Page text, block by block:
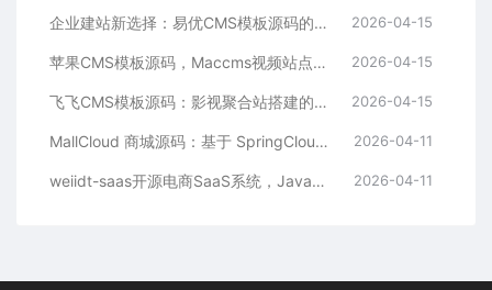
企业建站新选择：易优CMS模板源码的多语言与SEO优势 2026-04-15
苹果CMS模板源码，Maccms视频站点，影视资源站模板首选 2026-04-15
飞飞CMS模板源码：影视聚合站搭建的理想之选 2026-04-15
MallCloud 商城源码：基于 SpringCloud Alibaba 的高并发电商系统深度解析 2026-04-11
weiidt-saas开源电商SaaS系统，Java社区版，支持多租户与插件化扩展 2026-04-11